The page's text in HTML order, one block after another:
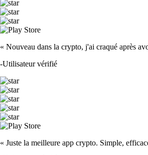
« Nouveau dans la crypto, j'ai craqué après
-Utilisateur vérifié
« Juste la meilleure app crypto. Simple,